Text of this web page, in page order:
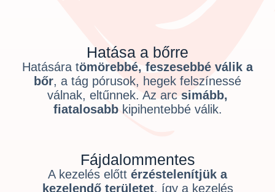
Hatása a bőrre
Hatására tömörebbé, feszesebbé válik a
bőr, a tág pórusok, hegek felszínessé
válnak, eltűnnek. Az arc simább,
fiatalosabbkipihentebbé válik.
Fájdalommentes
A kezelés előtt érzéstelenítjük a
kezelendő területet, így a kezelés